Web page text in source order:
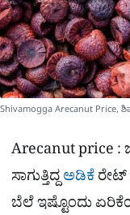
Shivamogga Arecanut Price,
Arecanut price
ಸಾಗುತ್ತಿದ್ದಅಡಿಕೆರೇಟ್​
ಬೆಲೆ ಇಷ್ಟೊಂದು